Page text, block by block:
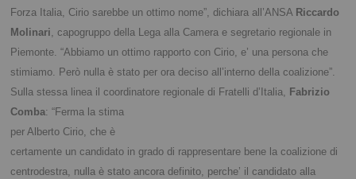
Forza Italia, Cirio sarebbe un ottimo nome”, dichiara all’ANSA Riccardo
Molinari, capogruppo della Lega alla Camera e segretario regionale in
Piemonte. “Abbiamo un ottimo rapporto con Cirio, e’ una persona che
stimiamo. Però nulla è stato per ora deciso all’interno della coalizione”.
Sulla stessa linea il coordinatore regionale di Fratelli d’Italia, Fabrizio
Comba:“Ferma la stima
per Alberto Cirio, che è
certamente un candidato in grado di rappresentare bene la coalizione di
centrodestra, nulla è stato ancora definito, perche’ il candidato alla